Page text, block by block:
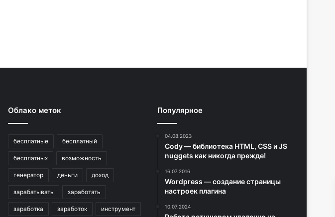
Облако меток
бесплатные бесплатный
бесплатных возможность
генератор деньги доход
зарабатывать заработать
заработка заработок инструмент
Популярное
04.08.2023
Cody — библиотека HTML, CSS и JS
nuggets как никогда прежде!
16.07.2016
Wordpress — создание страницы
настроек плагина
10.07.2024